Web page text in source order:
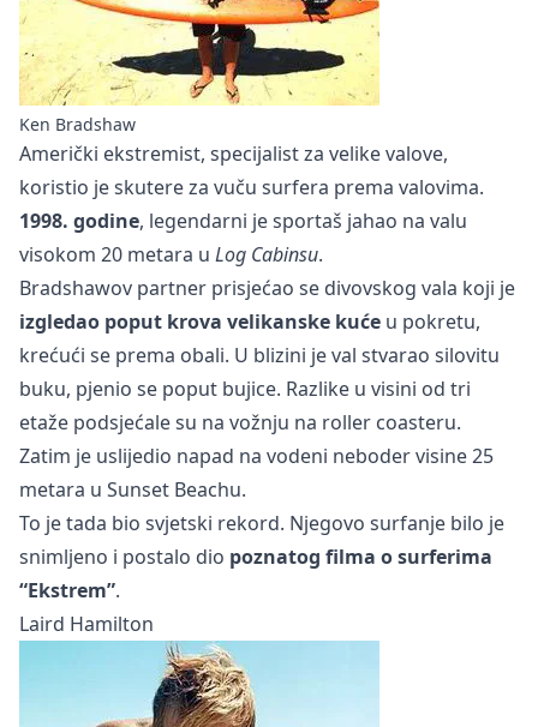
Ken Bradshaw
Američki ekstremist, specijalist za velike valove,
koristio je skutere za vuču surfera prema valovima.
1998. godine, legendarni je sportaš jahao na valu
visokom 20 metara u Log Cabinsu.
Bradshawov partner prisjećao se divovskog vala koji je
izgledao poput krova velikanske kuće u pokretu,
krećući se prema obali. U blizini je val stvarao silovitu
buku, pjenio se poput bujice. Razlike u visini od tri
etaže podsjećale su na vožnju na roller coasteru.
Zatim je uslijedio napad na vodeni neboder visine 25
metara u Sunset Beachu.
To je tada bio svjetski rekord. Njegovo surfanje bilo je
snimljeno i postalo dio poznatog filma o surferima
“Ekstrem”.
Laird Hamilton